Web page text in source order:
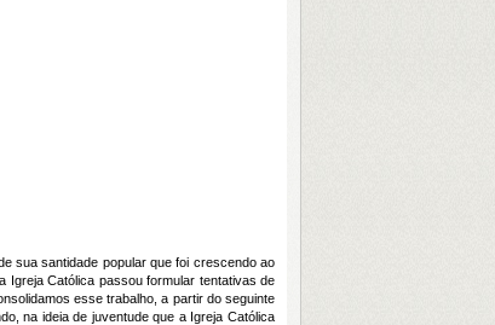
sua santidade popular que foi crescendo ao
Igreja Católica passou formular tentativas de
esse trabalho, a partir do seguinte
na ideia de juventude que a Igreja Católica